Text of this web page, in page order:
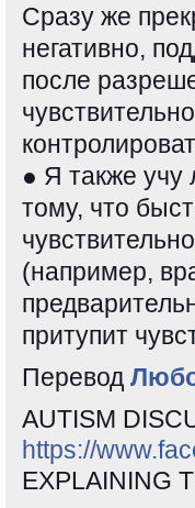
Сразу же
негативно,
после
● Я также учу
тому, что
(например,
притупит
Перевод
AUTISM
https://
EXPLAINING